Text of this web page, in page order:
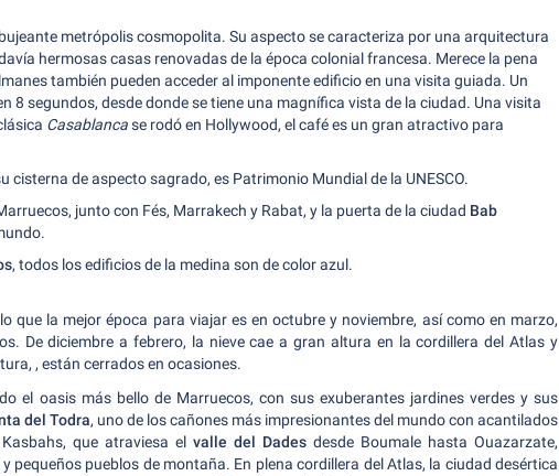
metrópolis cosmopolita. Su aspecto se caracteriza por una arquitectura
hermosas casas renovadas de la época colonial francesa. Merece la pena
también pueden acceder al imponente edificio en una visita guiada. Un
8 segundos, desde donde se tiene una magnífica vista de la ciudad. Una visita
Casablancase rodó en Hollywood, el café es un gran atractivo para
cisterna de aspecto sagrado, es Patrimonio Mundial de la UNESCO.
junto con Fés, Marrakech y Rabat, y la puerta de la ciudad Bab
, todos los edificios de la medina son de color azul.
que la mejor época para viajar es en octubre y noviembre, así como en marzo,
De diciembre a febrero, la nieve cae a gran altura en la cordillera del Atlas y
, están cerrados en ocasiones.
el oasis más bello de Marruecos, con sus exuberantes jardines verdes y sus
del Todra, uno de los cañones más impresionantes del mundo con acantilados
que atraviesa el valle del Dades desde Boumale hasta Ouazarzate,
pueblos de montaña. En plena cordillera del Atlas, la ciudad desértica